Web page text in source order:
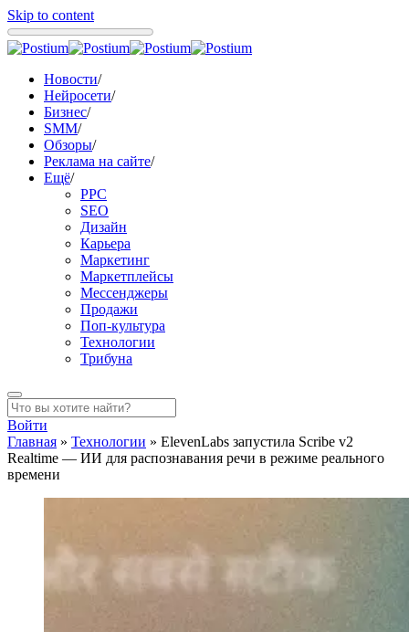
Skip to content
Новости/
Нейросети/
Бизнес/
SMM/
Обзоры/
Реклама на сайте/
Ещё/
PPC
SEO
Дизайн
Карьера
Маркетинг
Маркетплейсы
Мессенджеры
Продажи
Поп-культура
Технологии
Трибуна
Войти
Главная » Технологии » ElevenLabs запустила Scribe v2
Realtime — ИИ для распознавания речи в режиме реального
времени